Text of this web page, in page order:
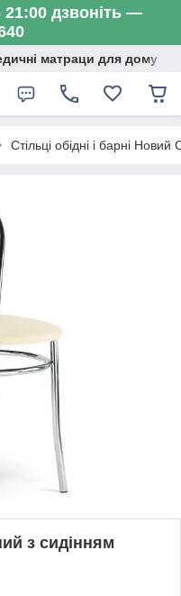
21:00 дзвоніть —
матраци для дому
Стільці обідні і барні Новий
з сидінням